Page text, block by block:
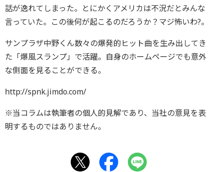
話が逸れてしまった。とにかくアメリカは不況だとみんな
言っていた。この後何が起こるのだろうか？マジ怖いわ?。
サンプラザ中野くん数々の爆発的ヒット曲を生み出してき
た「爆風スランプ」で活躍。自身のホームページでも意外
な側面を見ることができる。
http://spnk.jimdo.com/
※当コラムは執筆者の個人的見解であり、当社の意見を表
明するものではありません。